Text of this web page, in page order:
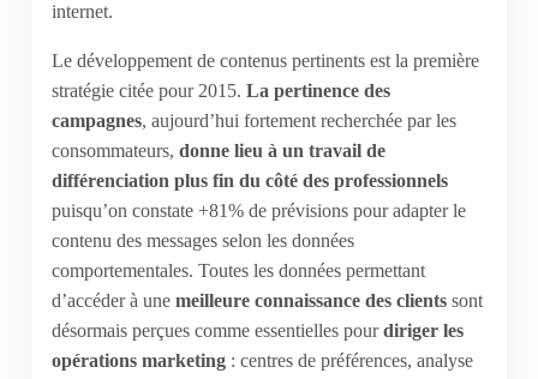
internet.
Le développement de contenus pertinents est la première
stratégie citée pour 2015. La pertinence des
campagnes, aujourd’hui fortement recherchée par les
consommateurs, donne lieu à un travail de
différenciation plus fin du côté des professionnels
puisqu’on constate +81% de prévisions pour adapter le
contenu des messages selon les données
comportementales. Toutes les données permettant
d’accéder à une meilleure connaissance des clientssont
désormais perçues comme essentielles pourdiriger les
opérations marketing: centres de préférences, analyse